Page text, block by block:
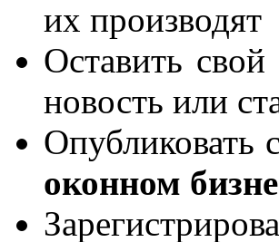
их производят
Оставить
новость или
Опубликовать
оконном